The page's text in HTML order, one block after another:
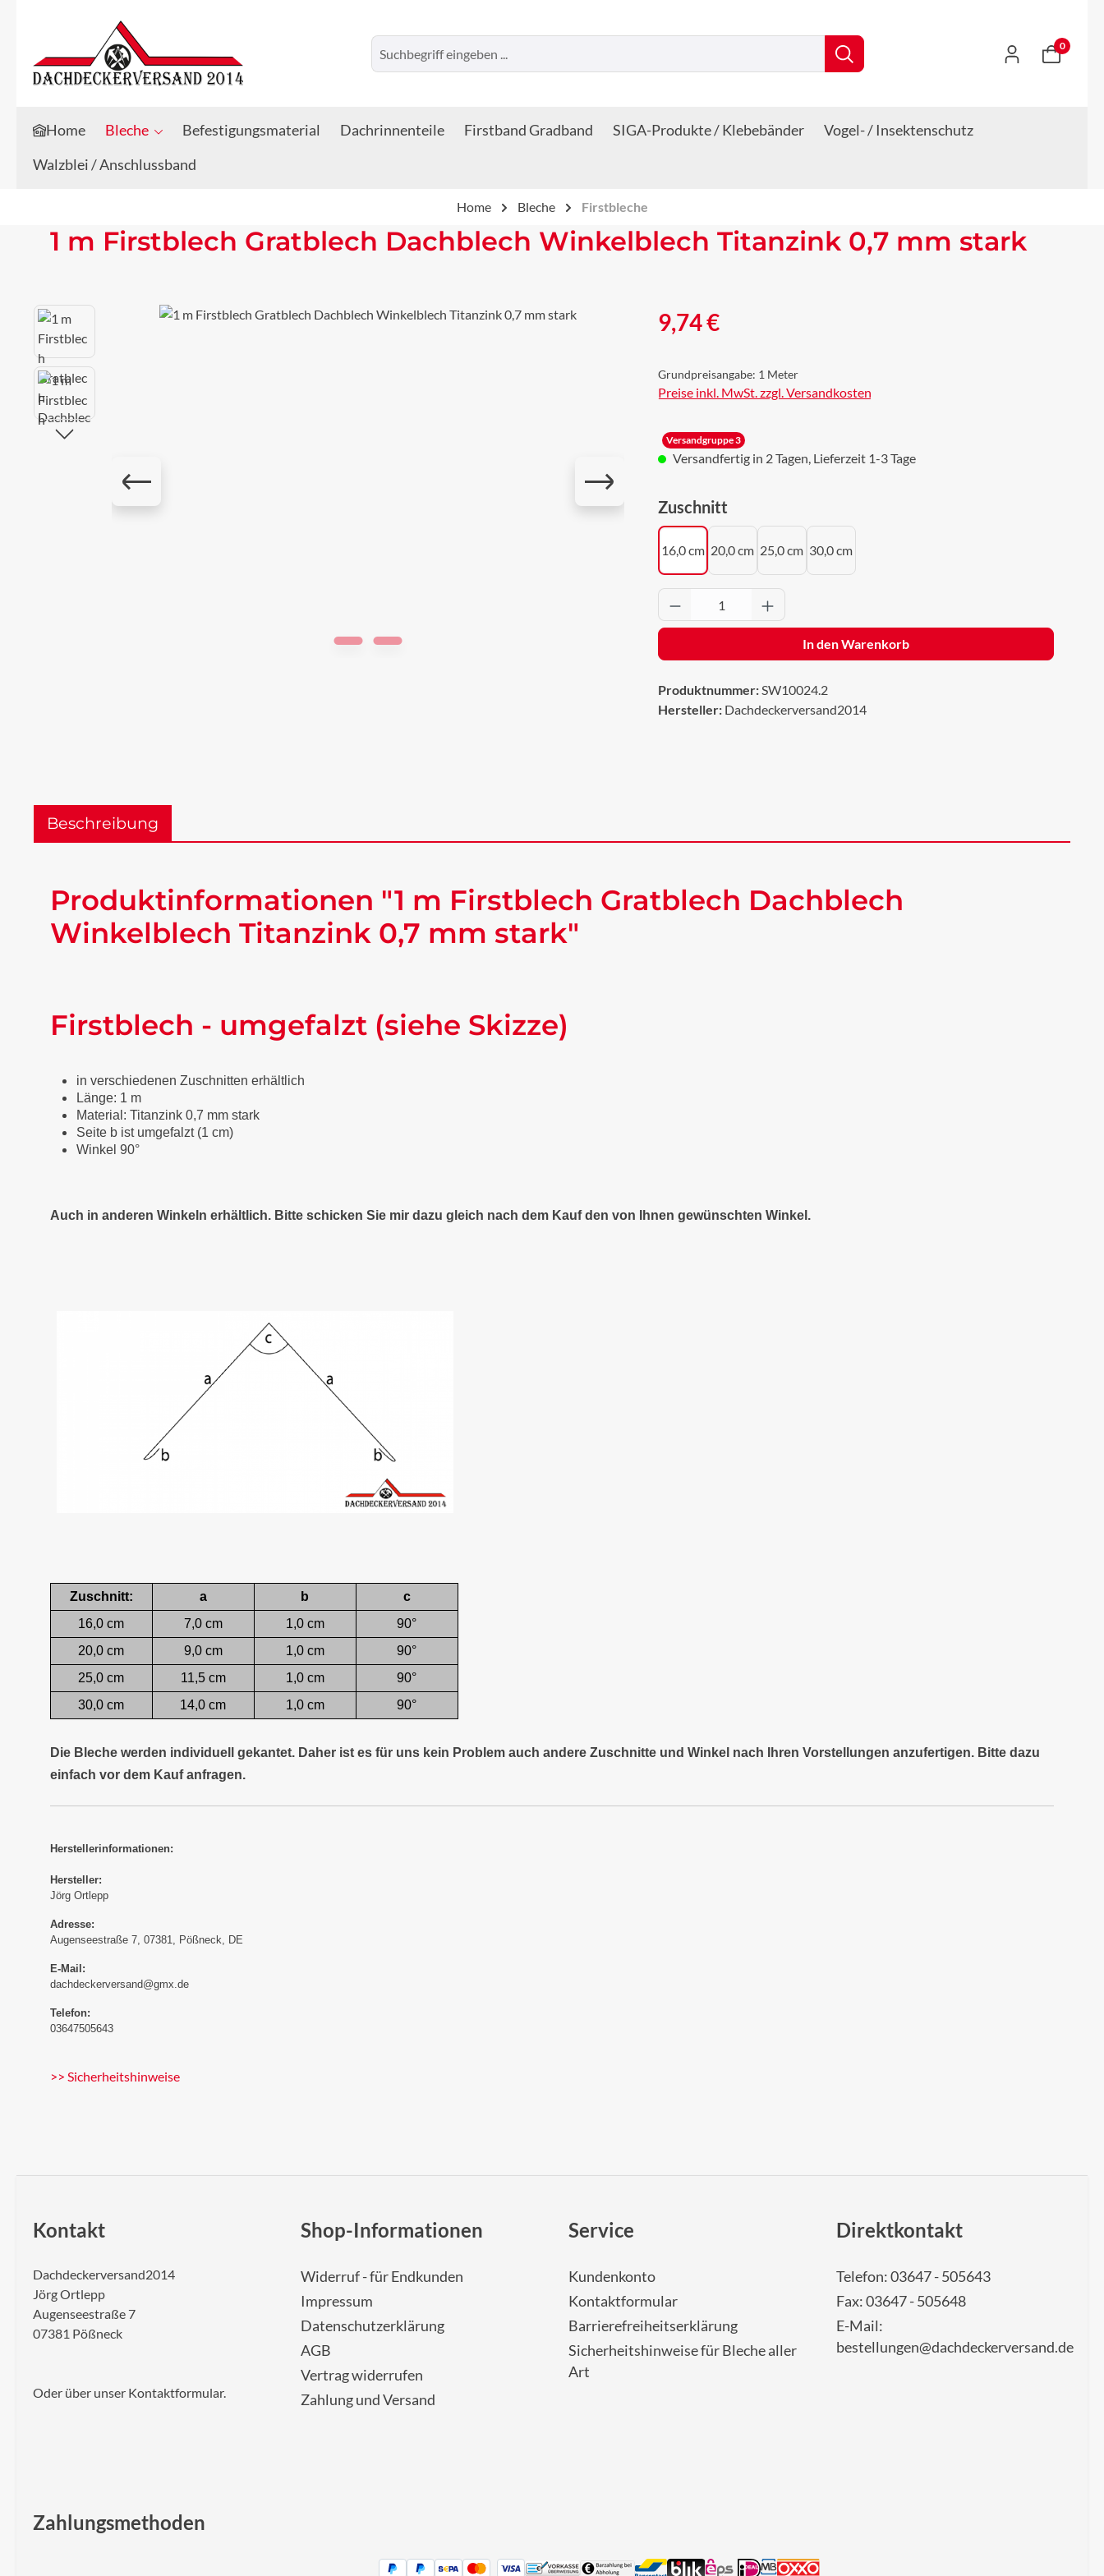
Zum Hauptinhalt springen
Zur Suche springen
0
Home Bleche Befestigungsmaterial Dachrinnenteile Firstband Gradband SIGA-Produkte / Klebebänder
Vogel- / Insektenschutz
Walzblei / Anschlussband
Home Bleche Firstbleche
1 m Firstblech Gratblech Dachblech Winkelblech Titanzink 0,7 mm stark
Bildergalerie überspringen Regulärer Preis:
9,74 €
Grundpreisangabe: 1 Meter
Preise inkl. MwSt. zzgl. Versandkosten
Versandgruppe 3
Versandfertig in 2 Tagen, Lieferzeit 1-3 Tage
Zuschnittauswählen
16,0 cm 20,0 cm 25,0 cm 30,0 cm
Produkt Anzahl: Gib den gewünschten Wert ein
In den Warenkorb
Produktnummer:SW10024.2
Hersteller: Dachdeckerversand2014
Beschreibung
Produktinformationen "1 m Firstblech Gratblech Dachblech
Winkelblech Titanzink 0,7 mm stark"
Firstblech - umgefalzt (siehe Skizze)
in verschiedenen Zuschnitten erhältlich
Länge: 1 m
Material: Titanzink 0,7 mm stark
Seite b ist umgefalzt (1 cm)
Winkel 90°
Auch in anderen Winkeln erhältlich. Bitte schicken Sie mir dazu gleich nach dem Kauf den von Ihnen gewünschten Winkel.
Zuschnitt: a b
c
16,0 cm
7,0 cm 1,0 cm
90°
20,0 cm
9,0 cm 1,0 cm
90°
25,0 cm
11,5 cm 1,0 cm
90°
30,0 cm
14,0 cm 1,0 cm 90°
Die Bleche werden individuell gekantet. Daher ist es für uns kein Problem auch andere Zuschnitte und Winkel nach Ihren Vorstellungen anzufertigen. Bitte dazu
einfach vor dem Kauf anfragen.
Herstellerinformationen:
Hersteller:
Jörg Ortlepp
Adresse:
Augenseestraße 7, 07381, Pößneck, DE
E-Mail:
dachdeckerversand@gmx.de
Telefon:
03647505643
>> Sicherheitshinweise
Kontakt
Dachdeckerversand2014
Jörg Ortlepp
Augenseestraße 7
07381 Pößneck
Oder über unser Kontaktformular.
Shop-Informationen
Widerruf - für Endkunden
Impressum
Datenschutzerklärung
AGB
Vertrag widerrufen
Zahlung und Versand
Service
Kundenkonto
Kontaktformular
Barrierefreiheitserklärung
Sicherheitshinweise für Bleche aller
Art
Direktkontakt
Telefon: 03647 - 505643
Fax: 03647 - 505648
E-Mail:
bestellungen@dachdeckerversand.de
Zahlungsmethoden